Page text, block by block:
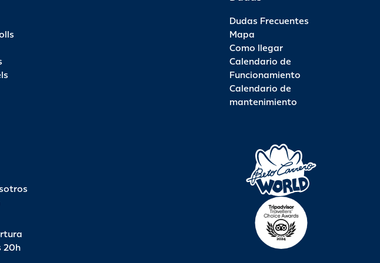
Dudas Frecuentes
Mapa
Como llegar
Calendario de
Funcionamiento
Calendario de
mantenimiento
20h